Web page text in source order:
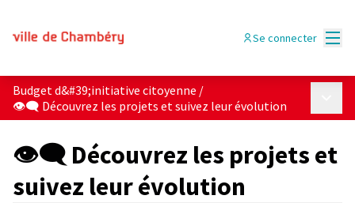
Se connecter
Budget d&#39;initiative citoyenne /
👁‍🗨 Découvrez les projets et suivez leur évolution
👁‍🗨 Découvrez les projets et
suivez leur évolution